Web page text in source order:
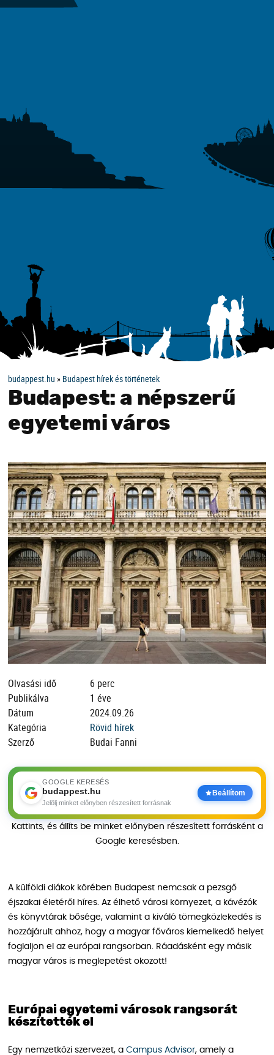
budappest.hu » Budapest hírek és történetek
Budapest: a népszerű
egyetemi város
Olvasási idő
6 perc
Publikálva
1 éve
Dátum
2024.09.26
Kategória
Rövid hírek
Szerző
Budai Fanni
GOOGLE KERESÉS
budappest.hu
Jelölj minket előnyben részesített forrásnak
Beállítom
Kattints, és állíts be minket előnyben részesített forrásként a
Google keresésben.
A külföldi diákok körében Budapest nemcsak a pezsgő
éjszakai életéről híres. Az élhető városi környezet, a kávézók
és könyvtárak bősége, valamint a kiváló tömegközlekedés is
hozzájárult ahhoz, hogy a magyar főváros kiemelkedő helyet
foglaljon el az európai rangsorban. Ráadásként egy másik
magyar város is meglepetést okozott!
Európai egyetemi városok rangsorát
készítették el
Egy nemzetközi szervezet, a Campus Advisor, amely a